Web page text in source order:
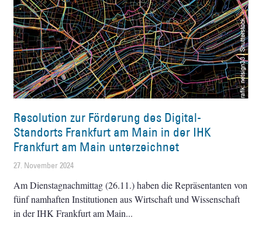
Resolution zur Förderung des Digital-
Standorts Frankfurt am Main in der IHK
Frankfurt am Main unterzeichnet
27. November 2024
Am Dienstagnachmittag (26.11.) haben die Repräsentanten von
fünf namhaften Institutionen aus Wirtschaft und Wissenschaft
in der IHK Frankfurt am Main